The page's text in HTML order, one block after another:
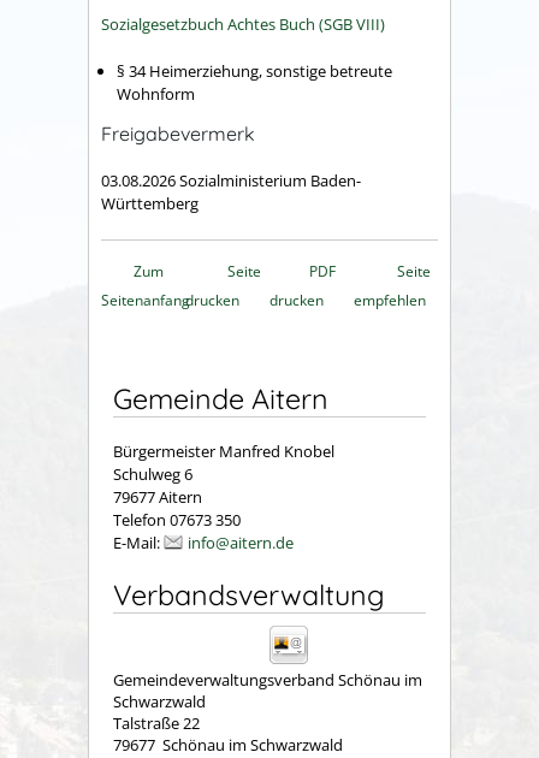
Sozialgesetzbuch Achtes Buch (SGB VIII)
§ 34 Heimerziehung, sonstige betreute
Wohnform
Freigabevermerk
03.08.2026 Sozialministerium Baden-
Württemberg
Zum
Seitenanfang
Seite
drucken
PDF
drucken
Seite
empfehlen
Gemeinde Aitern
Bürgermeister Manfred Knobel
Schulweg 6
79677 Aitern
Telefon 07673 350
E-Mail:
info@aitern.de
Verbandsverwaltung
Gemeindeverwaltungsverband Schönau im
Schwarzwald
Talstraße 22
79677 Schönau im Schwarzwald